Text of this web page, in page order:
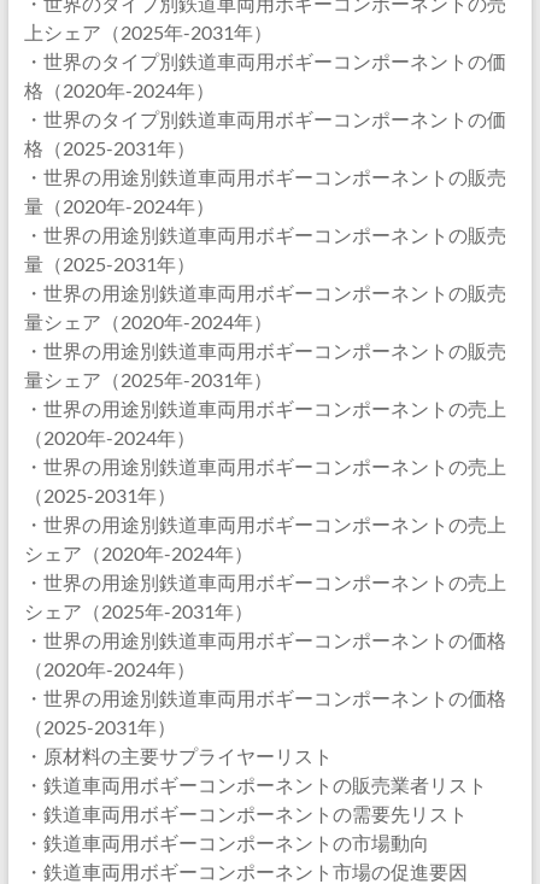
上シェア（2025年-2031年）
・世界のタイプ別鉄道車両用ボギーコンポーネントの価
格（2020年-2024年）
・世界のタイプ別鉄道車両用ボギーコンポーネントの価
格（2025-2031年）
・世界の用途別鉄道車両用ボギーコンポーネントの販売
量（2020年-2024年）
・世界の用途別鉄道車両用ボギーコンポーネントの販売
量（2025-2031年）
・世界の用途別鉄道車両用ボギーコンポーネントの販売
量シェア（2020年-2024年）
・世界の用途別鉄道車両用ボギーコンポーネントの販売
量シェア（2025年-2031年）
・世界の用途別鉄道車両用ボギーコンポーネントの売上
（2020年-2024年）
・世界の用途別鉄道車両用ボギーコンポーネントの売上
（2025-2031年）
・世界の用途別鉄道車両用ボギーコンポーネントの売上
シェア（2020年-2024年）
・世界の用途別鉄道車両用ボギーコンポーネントの売上
シェア（2025年-2031年）
・世界の用途別鉄道車両用ボギーコンポーネントの価格
（2020年-2024年）
・世界の用途別鉄道車両用ボギーコンポーネントの価格
（2025-2031年）
・原材料の主要サプライヤーリスト
・鉄道車両用ボギーコンポーネントの販売業者リスト
・鉄道車両用ボギーコンポーネントの需要先リスト
・鉄道車両用ボギーコンポーネントの市場動向
・鉄道車両用ボギーコンポーネント市場の促進要因